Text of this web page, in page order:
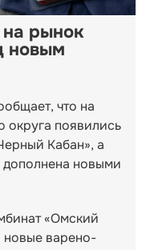
рынок
новым
что на
округа появились
Кабан», а
новыми
«Омский
новые варено-